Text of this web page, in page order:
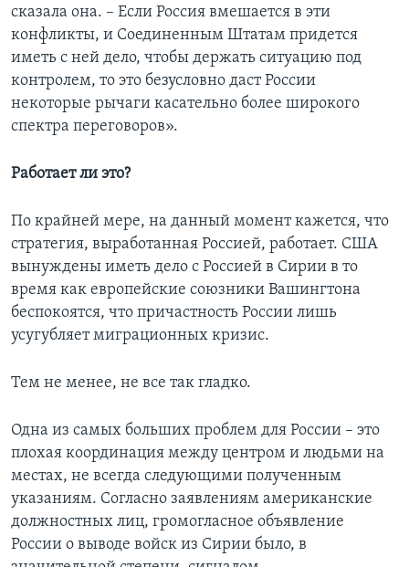
сказала она. – Если Россия вмешается в эти
конфликты, и Соединенным Штатам придется
иметь с ней дело, чтобы держать ситуацию под
контролем, то это безусловно даст России
некоторые рычаги касательно более широкого
спектра переговоров».
Работает ли это?
По крайней мере, на данный момент кажется, что
стратегия, выработанная Россией, работает. США
вынуждены иметь дело с Россией в Сирии в то
время как европейские союзники Вашингтона
беспокоятся, что причастность России лишь
усугубляет миграционных кризис.
Тем не менее, не все так гладко.
Одна из самых больших проблем для России – это
плохая координация между центром и людьми на
местах, не всегда следующими полученным
указаниям. Согласно заявлениям американские
должностных лиц, громогласное объявление
России о выводе войск из Сирии было, в